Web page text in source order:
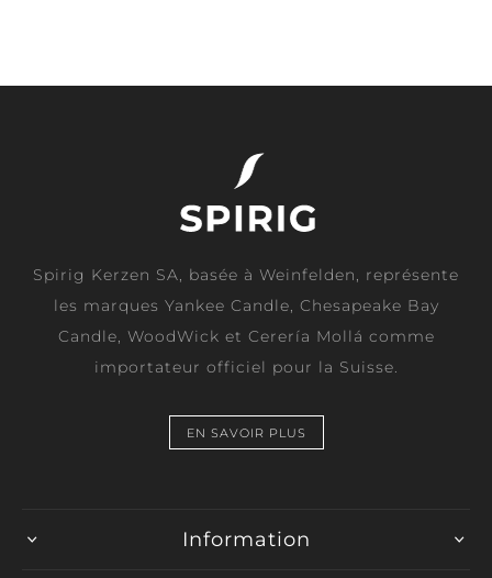
Spirig Kerzen SA, basée à Weinfelden, représente
les marques Yankee Candle, Chesapeake Bay
Candle, WoodWick et Cerería Mollá comme
importateur officiel pour la Suisse.
EN SAVOIR PLUS
Information